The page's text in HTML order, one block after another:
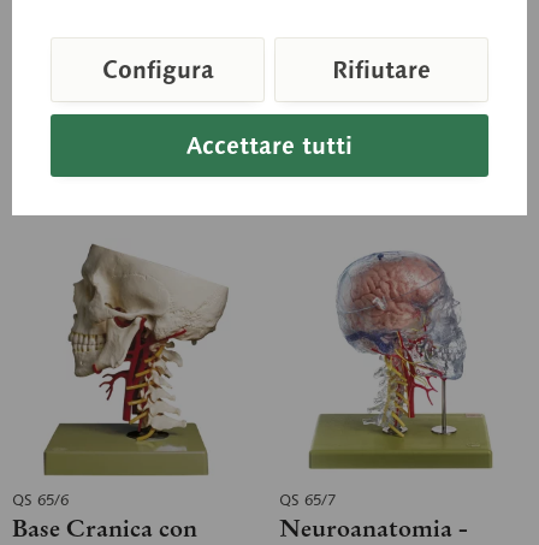
Prezzo su richiesta
Carello della richiesta
trigemino e...
Carello della
QS 65/6
Base Cranica con
QS 65/7
Neuroanatomia -
Accettare tutti
Configura Rifiutare